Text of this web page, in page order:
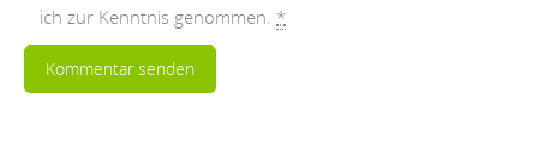
ich zur Kenntnis genommen. *
Kommentar senden